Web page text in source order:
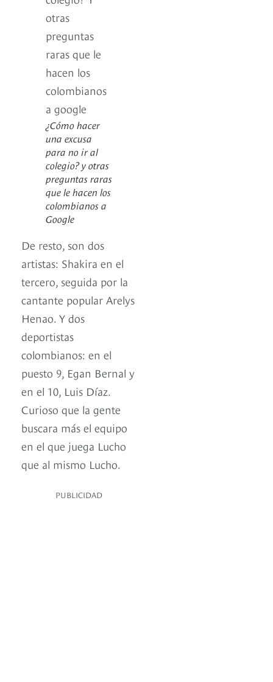
¿Cómo hacer
una excusa
para no ir al
colegio? y otras
preguntas raras
que le hacen los
colombianos a
Google
De resto, son dos
artistas: Shakira en el
tercero, seguida por la
cantante popular Arelys
Henao. Y dos
deportistas
colombianos: en el
puesto 9, Egan Bernal y
en el 10, Luis Díaz.
Curioso que la gente
buscara más el equipo
en el que juega Lucho
que al mismo Lucho.
PUBLICIDAD